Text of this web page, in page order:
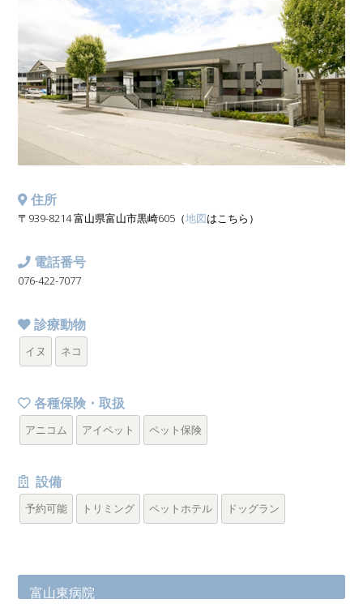
住所
〒939-8214 富山県富山市黒崎605（地図はこちら）
電話番号
076-422-7077
診療動物
イヌ ネコ
各種保険・取扱
アニコム アイペット ペット保険
設備
予約可能 トリミング ペットホテル ドッグラン
富山東病院